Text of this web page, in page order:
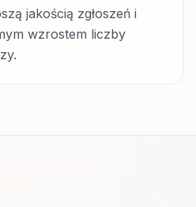
jakością zgłoszeń i
wzrostem liczby